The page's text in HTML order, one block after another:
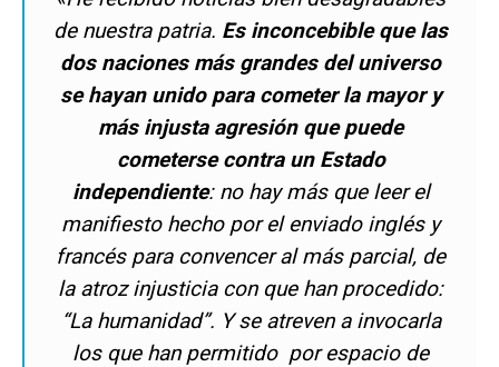
de nuestra patria. Es inconcebible que las
dos naciones más grandes del universo
se hayan unido para cometer la mayor y
más injusta agresión que puede
cometerse contra un Estado
independiente: no hay más que leer el
manifiesto hecho por el enviado inglés y
francés para convencer al más parcial, de
la atroz injusticia con que han procedido:
“La humanidad”. Y se atreven a invocarla
los que han permitido por espacio de